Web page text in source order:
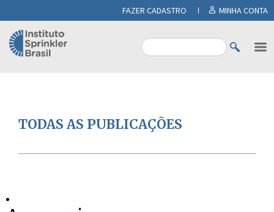
FAZER CADASTRO MINHA CONTA
TODAS AS PUBLICAÇÕES